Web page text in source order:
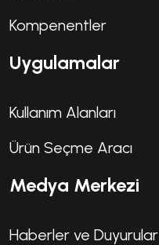
Kompenentler
Uygulamalar
Kullanım Alanları
Ürün Seçme Aracı
Medya Merkezi
Haberler ve Duyurular